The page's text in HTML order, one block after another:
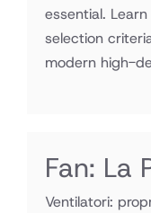
essential.
selection
modern high-
Fan: La
Ventilatori: